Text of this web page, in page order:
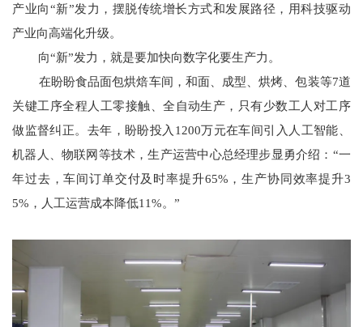
产业向“新”发力，摆脱传统增长方式和发展路径，用科技驱动
产业向高端化升级。
向“新”发力，就是要加快向数字化要生产力。
在盼盼食品面包烘焙车间，和面、成型、烘烤、包装等7道
关键工序全程人工零接触、全自动生产，只有少数工人对工序
做监督纠正。去年，盼盼投入1200万元在车间引入人工智能、
机器人、物联网等技术，生产运营中心总经理步显勇介绍：“一
年过去，车间订单交付及时率提升65%，生产协同效率提升3
5%，人工运营成本降低11%。”